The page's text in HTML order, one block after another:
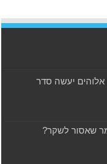
יעשה סדר
שאסור לשקר?